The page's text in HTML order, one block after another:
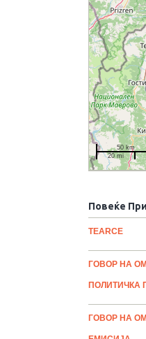
50 km
20 mi
Повеќе
TEARCE
ГОВОР НА
ПОЛИТИЧКА
ГОВОР НА